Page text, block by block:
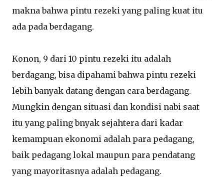
makna bahwa pintu rezeki yang paling kuat itu
ada pada berdagang.
Konon, 9 dari 10 pintu rezeki itu adalah
berdagang, bisa dipahami bahwa pintu rezeki
lebih banyak datang dengan cara berdagang.
Mungkin dengan situasi dan kondisi nabi saat
itu yang paling bnyak sejahtera dari kadar
kemampuan ekonomi adalah para pedagang,
baik pedagang lokal maupun para pendatang
yang mayoritasnya adalah pedagang.